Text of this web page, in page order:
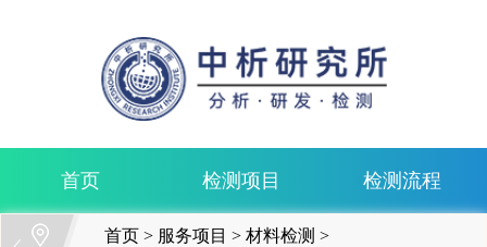
首页 检测项目 检测流程
首页 > 服务项目 > 材料检测 >